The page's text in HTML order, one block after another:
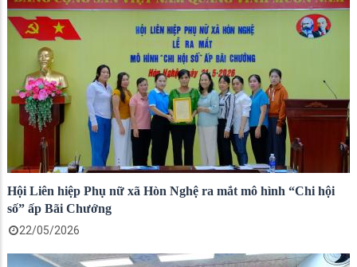
Hội Liên hiệp Phụ nữ xã Hòn Nghệ ra mắt mô hình “Chi hội
số” ấp Bãi Chướng
22/05/2026